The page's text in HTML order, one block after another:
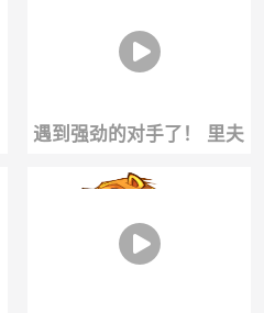
遇到强劲的对手了！ 里夫
斯与球迷比转球.....